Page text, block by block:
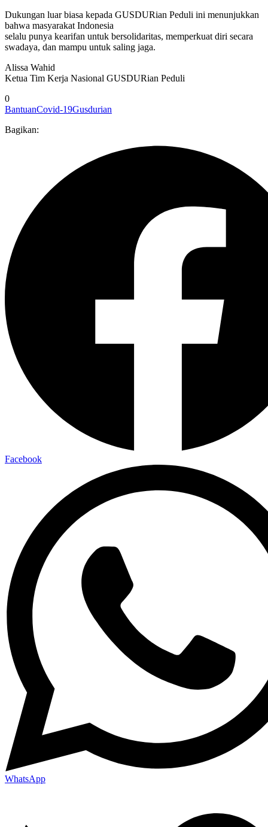
Dukungan luar biasa kepada GUSDURian Peduli ini menunjukkan
bahwa masyarakat Indonesia
selalu punya kearifan untuk bersolidaritas, memperkuat diri secara
swadaya, dan mampu untuk saling jaga.
Alissa Wahid
Ketua Tim Kerja Nasional GUSDURian Peduli
0
BantuanCovid-19Gusdurian
Bagikan:
Facebook
WhatsApp